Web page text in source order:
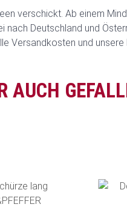
verschickt. Ab einem
Deutschland und
Versandkosten und
AUCH